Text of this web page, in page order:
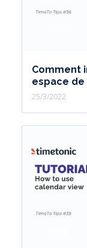
Comment
espace de
25/3/2022